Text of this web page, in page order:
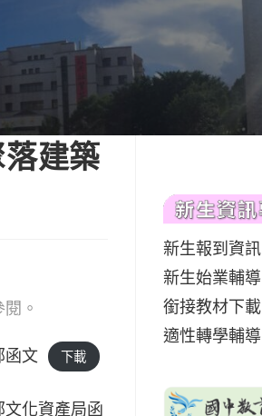
建築
。
函文 下載
化資產局函
新生報到資訊
新生始業輔導
銜接教材下載
適性轉學輔導